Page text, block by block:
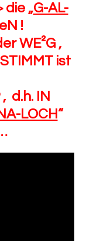
die „G-AL-
!
WE²G ,
ist
d.h. IN
LOCH“